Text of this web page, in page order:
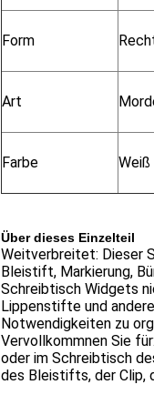
Form
Art
Farbe Weiß
Über dieses Einzelteil
Weitverbreitet: Dieser
Bleistift, Markierung,
Schreibtisch Widgets
Lippenstifte und
Notwendigkeiten zu
Vervollkommnen Sie
oder im Schreibtisch
des Bleistifts, der Clip,